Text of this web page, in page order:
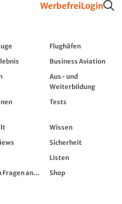
WerbefreiLogin
Flughäfen
Business Aviation
Aus- und
Weiterbildung
Tests
Wissen
Sicherheit
Listen
Fragen an...
Shop